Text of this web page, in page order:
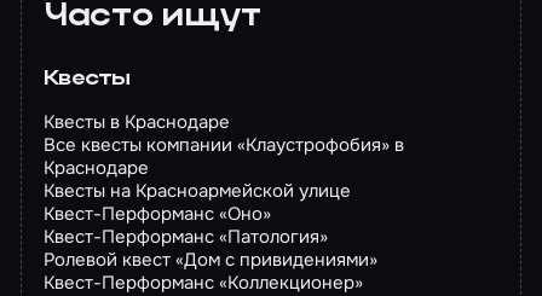
Часто ищут
Квесты
Квесты в Краснодаре
Все квесты компании «Клаустрофобия» в
Краснодаре
Квесты на Красноармейской улице
Квест-Перформанс «Оно»
Квест-Перформанс «Патология»
Ролевой квест «Дом с привидениями»
Квест-Перформанс «Коллекционер»